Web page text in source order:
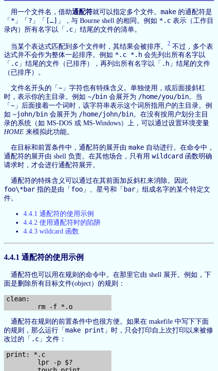
用一个文件名，借助通配符就可以指定多个文件。 make 的通配符是
「 * 」「 ? 」「 […] 」，与 Bourne shell 的相同。例如 *.c 表示（工作目
录内）所有名字以「 .c 」结尾的文件的清单。
当某个表达式匹配到多个文件时，其结果会被排序。 2 不过，多个表
达式并不会作为整体一起排序。例如 *.c *.h 会先列出所有名字以
「 .c 」结尾的文件（已排序），再列出所有名字以「 .h 」结尾的文件
（已排序）。
文件名开头的「 ~ 」字符也有特殊含义。单独使用，或后面接斜杠
时，表示你的主目录。例如 ~/bin 会展开为 /home/you/bin。当
「 ~ 」后面接着一个词时，该字符串表示这个词所指用户的主目录。例
如 ~john/bin 会展开为 /home/john/bin。在没有按用户划分主目
录的系统（如 MS-DOS 或 MS-Windows）上，可以通过设置环境变量
HOME 来模拟此功能。
在目标和前置条件中，通配符的展开由 make 自动进行。在命令中，
通配符的展开由 shell 负责。在其他场合，只有用 wildcard 函数明确
请求时，才会进行通配符展开。
通配符的特殊含义可以通过在其前面加反斜杠来消除。因此
foo\*bar 指的是由「 foo 」、星号和「 bar 」组成名字的某个特定文
件。
4.4.1 通配符的使用示例
4.4.2 使用通配符时的陷阱
4.4.3 wildcard 函数
4.4.1 通配符的使用示例
通配符也可以用在规则的命令中。在那里它由 shell 展开。例如，下
面是删除所有目标文件(object）的规则：
clean:
通配符在规则的前置条件中也很方便。如果在 makefile 中写下下面
的规则，那么运行「 make print 」时，只会打印自上次打印以来被修
改过的「 .c 」文件：
print: *.c
        lpr -p $?